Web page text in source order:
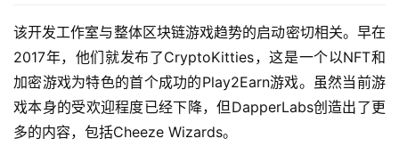
深
度
学
习
该开发工作室与整体区块链游戏趋势的启动密切相关。早在
2017年，他们就发布了CryptoKitties，这是一个以NFT和
加密游戏为特色的首个成功的Play2Earn游戏。虽然当前游
戏本身的受欢迎程度已经下降，但DapperLabs创造出了更
多的内容，包括Cheeze Wizards。